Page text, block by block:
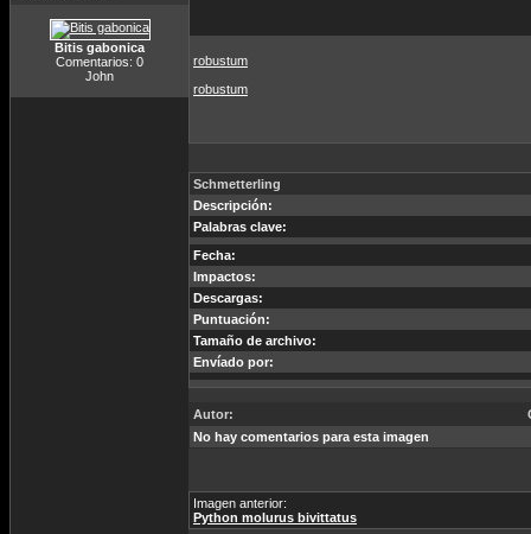
Bitis gabonica
Comentarios: 0
John
robustum
robustum
Schmetterling
Descripción:
Palabras clave:
Fecha:
Impactos:
Descargas:
Puntuación:
Tamaño de archivo:
Envíado por:
Autor:
No hay comentarios para esta imagen
Imagen anterior:
Python molurus bivittatus